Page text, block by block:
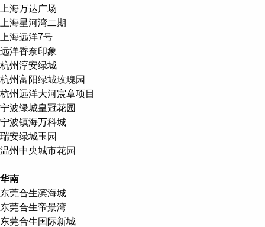
上海万达广场
上海星河湾二期
上海远洋7号
远洋香奈印象
杭州淳安绿城
杭州富阳绿城玫瑰园
杭州远洋大河宸章项目
宁波绿城皇冠花园
宁波镇海万科城
瑞安绿城玉园
温州中央城市花园
华南
东莞合生滨海城
东莞合生帝景湾
东莞合生国际新城